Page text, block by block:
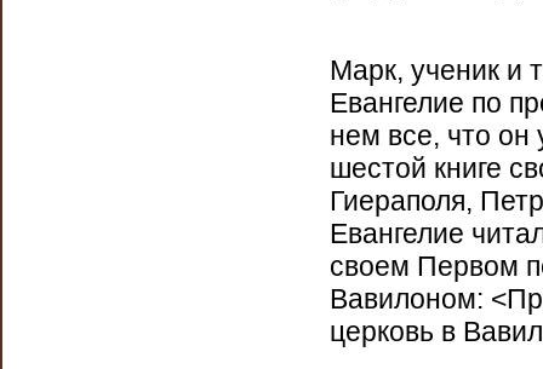
Марк, ученик и
Евангелие по
нем все, что
шестой книге
Гиераполя,
Евангелие
своем Первом
Вавилоном:
церковь в